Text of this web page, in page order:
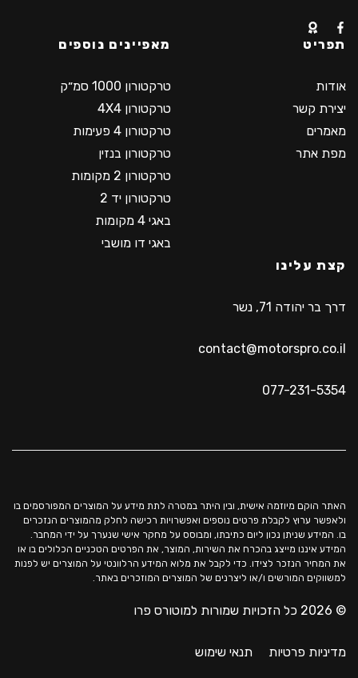
תפריט
אודות
יצירת קשר
מאמרים
מפת אתר
מאפיינים נוספים
טרקטורון 1000 סמ״ק
טרקטורון 4X4
טרקטורון 4 פעימות
טרקטורון בנזין
טרקטורון 2 מקומות
טרקטורון יד 2
באגי 4 מקומות
באגי דו מושבי
קצת עלינו
דרך בר יהודה 71, נשר
contact@motorspro.co.il
077-231-5354
האתר הוקם מיוזמה אישית, ובין היתר במטרה לתת מידע על המוצרים המפורסמים בו
ולאפשר ערוץ לקבלת פרטים נוספים ואפשרויות רכישה לחלק מהמוצרים הנזכרים
בו. המידע שניתן נכון ליום כתיבתו, ומבוסס על מחקר אישי שנערך על ידי המחבר.
המידע איננו מייצג בהכרח את השירות, המוצר, את הפרטים הטכניים הכלולים בו או
את המחיר הנזכר לצידו. כדי לקבל את מלוא המידע הרלוונטי על המוצרים יש לפנות
למשווקים המורשים ו/או ליצרנים של המוצרים המוזכרים באתר.
© 2026 כל הזכויות שמורות למוטורס פרו
מדיניות פרטיות תנאי שימוש